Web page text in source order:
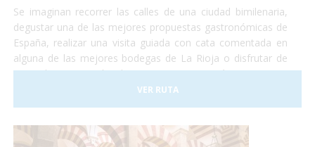
Se imaginan recorrer las calles de una ciudad bimilenaria,
degustar una de las mejores propuestas gastronómicas de
España, realizar una visita guiada con cata comentada en
alguna de las mejores bodegas de La Rioja o disfrutar de
una relajante sesión de Spa con una temática que gira
entorno del vino y del aceite de oliva? Y todo esto
adaptado a vuestras necesidades!
VER RUTA